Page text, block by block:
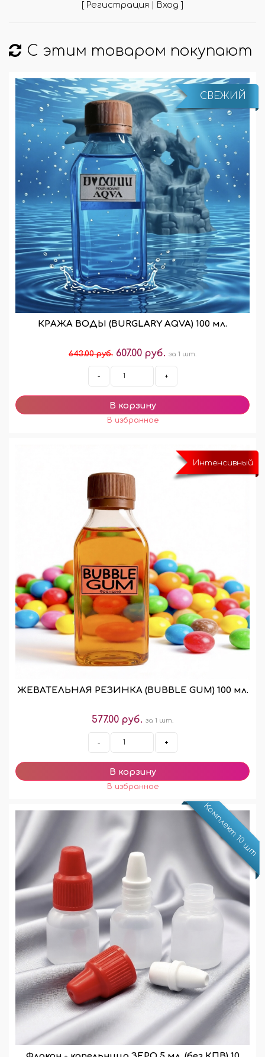
[ Регистрация | Вход ]
С этим товаром покупают
СВЕЖИЙ
КРАЖА ВОДЫ (BURGLARY AQVA) 100 мл.
643.00 руб. 607.00 руб. за 1 шт.
- +
Интенсивный
ЖЕВАТЕЛЬНАЯ РЕЗИНКА (BUBBLE GUM) 100 мл.
577.00 руб. за 1 шт.
- +
Комплект 10 шт